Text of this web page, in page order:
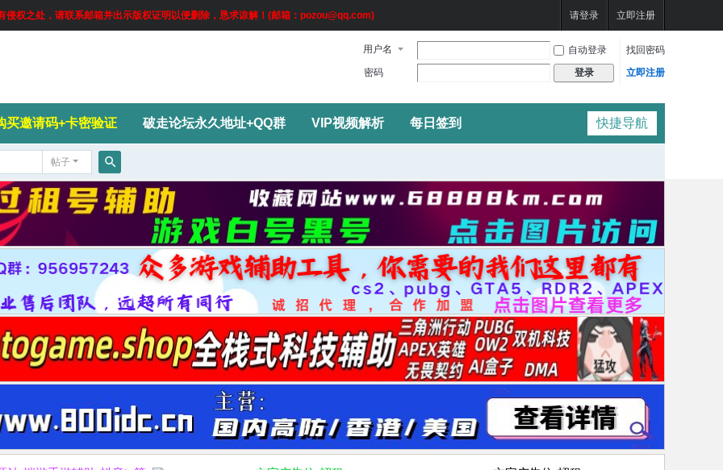
权之处，请联系邮箱并出示版权证明以便删除，恳求谅解！(邮箱：pozou@qq.com) 请登录 立即注册
用户名 自动登录
找回密码
密码
登录 立即注册
快捷导航
买邀请码+卡密验证 破走论坛永久地址+QQ群 VIP视频解析 每日签到
帖子
搜
索